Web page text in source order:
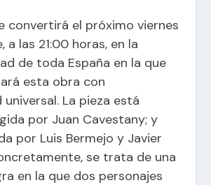
convertirá el próximo viernes
a las 21:00 horas, en la
de toda España en la que
esta obra con
La pieza está
por Juan Cavestany; y
por Luis Bermejo y Javier
se trata de una
en la que dos personajes